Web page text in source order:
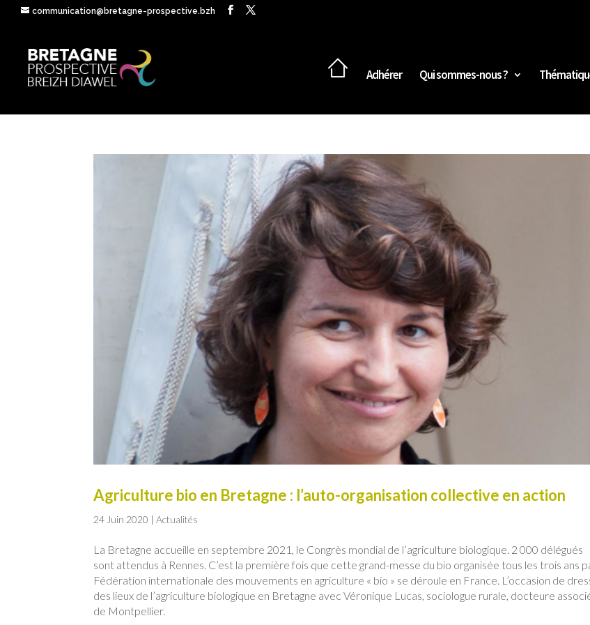
communication@bretagne-prospective.bzh
Adhérer Qui sommes-nous ?
Agriculture bio en Bretagne : l’auto-organisation collective en action
24 Juin 2020 |Actualités
La Bretagne accueille en septembre 2021, le Congrès mondial de l’agriculture biologique. 2 000 délégués
sont attendus à Rennes. C’est la première fois que cette grand-messe du bio organisée tous les trois ans
Fédération internationale des mouvements en agriculture « bio » se déroule en France. L’occasion de
des lieux de l’agriculture biologique en Bretagne avec Véronique Lucas, sociologue rurale, docteure
de Montpellier.